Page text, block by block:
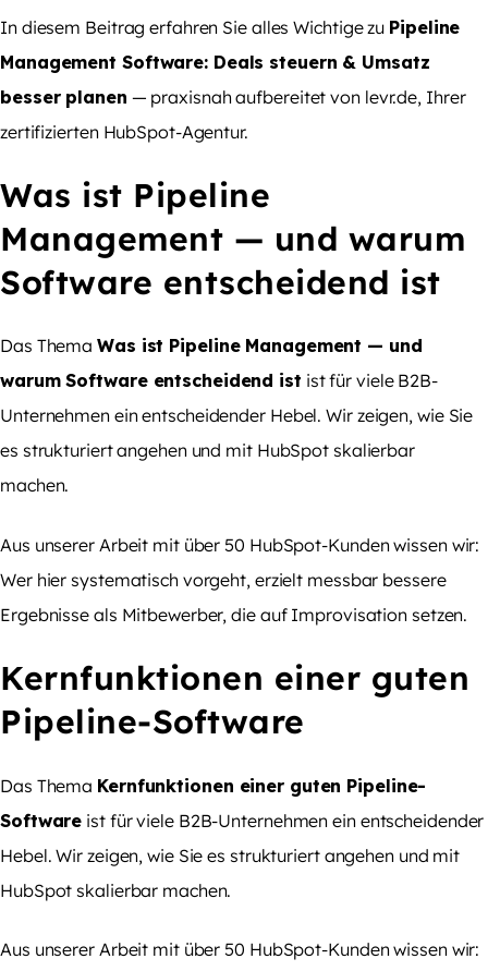
In diesem Beitrag erfahren Sie alles Wichtige zu Pipeline
Management Software: Deals steuern & Umsatz
besser planen — praxisnah aufbereitet von levr.de, Ihrer
zertifizierten HubSpot-Agentur.
Was ist Pipeline
Management — und warum
Software entscheidend ist
Das Thema Was ist Pipeline Management — und
warum Software entscheidend ist ist für viele B2B-
Unternehmen ein entscheidender Hebel. Wir zeigen, wie Sie
es strukturiert angehen und mit HubSpot skalierbar
machen.
Aus unserer Arbeit mit über 50 HubSpot-Kunden wissen wir:
Wer hier systematisch vorgeht, erzielt messbar bessere
Ergebnisse als Mitbewerber, die auf Improvisation setzen.
Kernfunktionen einer guten
Pipeline-Software
Das Thema Kernfunktionen einer guten Pipeline-
Software ist für viele B2B-Unternehmen ein entscheidender
Hebel. Wir zeigen, wie Sie es strukturiert angehen und mit
HubSpot skalierbar machen.
Aus unserer Arbeit mit über 50 HubSpot-Kunden wissen wir: